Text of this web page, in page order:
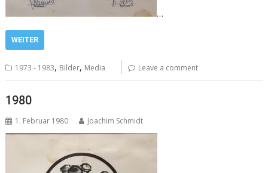
…
WEITER
1973 - 1983, Bilder, Media Leave a comment
1980
1. Februar 1980 Joachim Schmidt